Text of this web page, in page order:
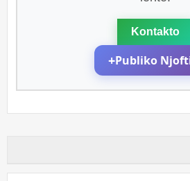
Kontakto
+Publiko